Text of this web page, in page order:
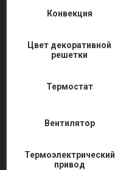
Конвекция
Цвет декоративной
решетки
Термостат
Вентилятор
Термоэлектрический
привод